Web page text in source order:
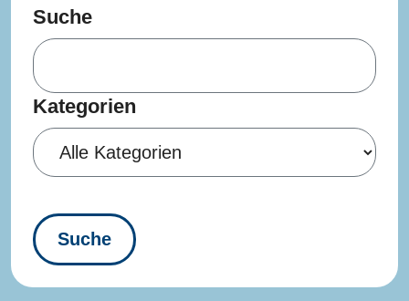
Suche
Kategorien